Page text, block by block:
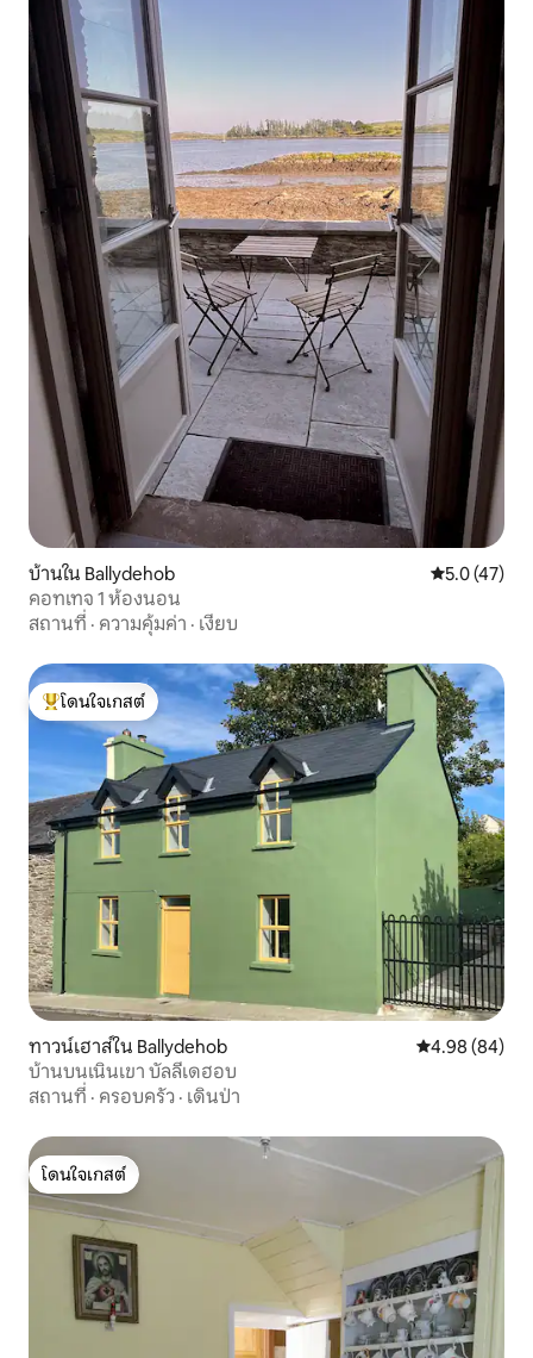
บ้านใน Ballydehob คะแนนเฉลี่ย
5.0 (47)
คอทเทจ 1 ห้องนอน
สถานที่ · ความคุ้มค่า · เงียบ
โดนใจเกสต์ที่สุด
โดนใจเกสต์
ทาวน์เฮาส์ใน Ballydehob คะแนนเฉลี่ย
4.98 (84)
บ้านบนเนินเขา บัลลีเดฮอบ
สถานที่ · ครอบครัว · เดินป่า
โดนใจเกสต์
โดนใจเกสต์